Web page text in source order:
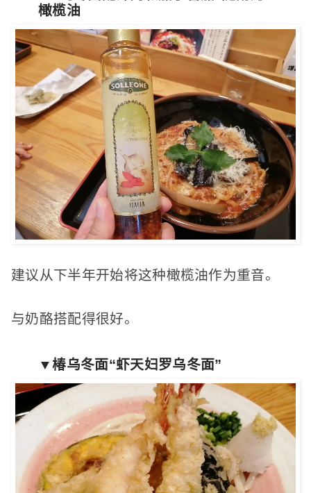
橄榄油
建议从下半年开始将这种橄榄油作为重音。
与奶酪搭配得很好。
▼椿乌冬面“虾天妇罗乌冬面”